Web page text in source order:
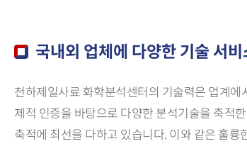
국내외 업체에 다양한 기술 서
천하제일사료 화학분석센터의 기술력은 업계
제적 인증을 바탕으로 다양한 분석기술을 축적
축적에 최선을 다하고 있습니다. 이와 같은 훌